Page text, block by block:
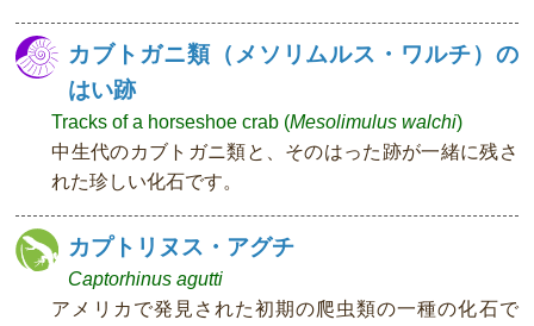
カブトガニ類（メソリムルス・ワルチ）の
はい跡
Tracks of a horseshoe crab (Mesolimulus walchi)
中生代のカブトガニ類と、そのはった跡が一緒に残さ
れた珍しい化石です。
カプトリヌス・アグチ
Captorhinus agutti
アメリカで発見された初期の爬虫類の一種の化石で